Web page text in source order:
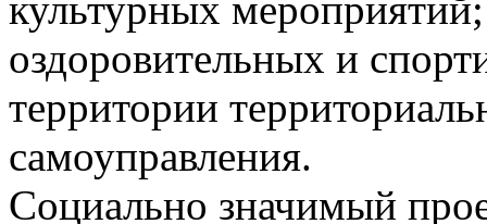
оздоровительных и
территории
самоуправления.
Социально значимый